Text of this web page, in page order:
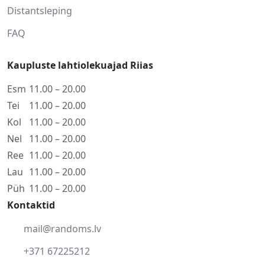
Distantsleping
FAQ
Kaupluste lahtiolekuajad Riias
Esm 11.00 – 20.00
Tei
11.00 – 20.00
Kol
11.00 – 20.00
Nel
11.00 – 20.00
Ree 11.00 – 20.00
Lau 11.00 – 20.00
Püh 11.00 – 20.00
Kontaktid
mail@randoms.lv
+371 67225212